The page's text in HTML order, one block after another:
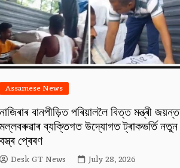
Assamese News
বানপীড়িত পৰিয়াললৈ বিত্ত মন্ত্ৰী জয়ন্ত
ব্যক্তিগত উদ্যোগত ট্ৰাকভৰ্তি নতুন
প্ৰেৰণ
Desk GT News July 28, 2026